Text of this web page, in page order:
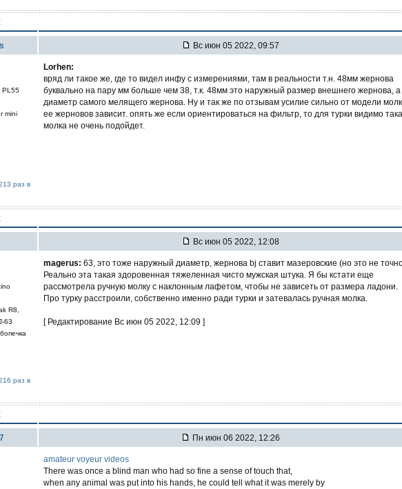
Вс июн 05 2022, 09:57
PL55
mini
раз в
Lorhen:
вряд ли такое же, где то видел инфу с измерениями, там в реальности т.н. 48мм жернова
буквально на пару мм больше чем 38, т.к. 48мм это наружный размер внешнего жернова, а
диаметр самого мелящего жернова. Ну и так же по отзывам усилие сильно от модели
ее жерновов зависит. опять же если ориентироваться на фильтр, то для турки видимо
молка не очень подойдет.
Вс июн 05 2022, 12:08
R8,
63
раз в
magerus: 63, это тоже наружный диаметр, жернова bj ставит мазеровские (но это не
Реально эта такая здоровенная тяжеленная чисто мужская штука. Я бы кстати еще
рассмотрела ручную молку с наклонным лафетом, чтобы не зависеть от размера ладони.
Про турку расстроили, собственно именно ради турки и затевалась ручная молка.
[ Редактирование Вс июн 05 2022, 12:09 ]
Пн июн 06 2022, 12:26
amateur voyeur videos
There was once a blind man who had so fine a sense of touch that,
when any animal was put into his hands, he could tell what it was merely by